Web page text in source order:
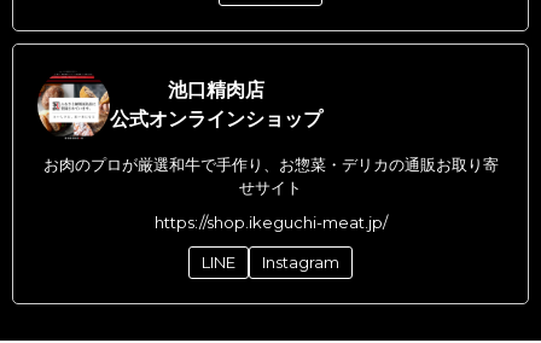
池口精肉店
公式オンラインショップ
お肉のプロが厳選和牛で手作り、お惣菜・デリカの通販お取り寄
せサイト
https://shop.ikeguchi-meat.jp/
LINE Instagram